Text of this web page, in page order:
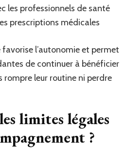
les professionnels de santé
prescriptions médicales
l’autonomie et permet
de continuer à bénéficier
rompre leur routine ni perdre
limites légales
?